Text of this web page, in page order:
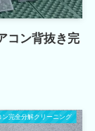
コン背抜き完
ン完全分解クリーニング